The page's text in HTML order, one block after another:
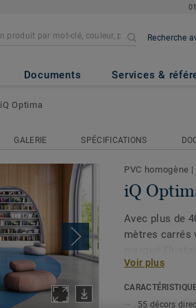
Recherche
Documents Services &
iQ Optima
GALERIE SPÉCIFICATIONS
PVC homogène |
iQ
Avec plus de
mètres carrés
collection
palette élargie
et de la
Voir plus
55 décors